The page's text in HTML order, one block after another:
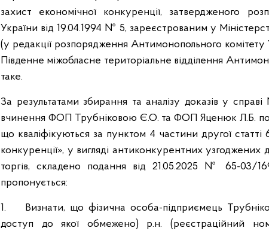
захист економічної конкуренції, затвердженого
України від 19.04.1994 № 5, зареєстрованим у
(у редакції розпорядження Антимонопольного
Південне міжобласне територіальне відділення
таке.
За результатами збирання та аналізу доказів у
вчинення ФОП Трубніковою Є.О. та ФОП Яценюк Л.Б.
що кваліфікуються за пунктом 4 частини другої
конкуренції», у вигляді антиконкурентних узгоджених
торгів, складено подання від 21.05.2025 № 65-03/
пропонується:
1. Визнати, що фізична особа-підприємець
доступ до якої обмежено) р.н. (реєстраційний